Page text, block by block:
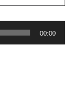
00:00